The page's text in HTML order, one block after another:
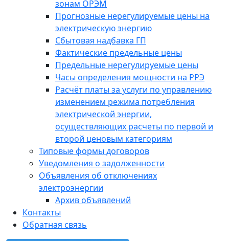
зонам ОРЭМ
Прогнозные нерегулируемые цены на
электрическую энергию
Сбытовая надбавка ГП
Фактические предельные цены
Предельные нерегулируемые цены
Часы определения мощности на РРЭ
Расчёт платы за услуги по управлению
изменением режима потребления
электрической энергии,
осуществляющих расчеты по первой и
второй ценовым категориям
Типовые формы договоров
Уведомления о задолженности
Объявления об отключениях
электроэнергии
Архив объявлений
Контакты
Обратная связь